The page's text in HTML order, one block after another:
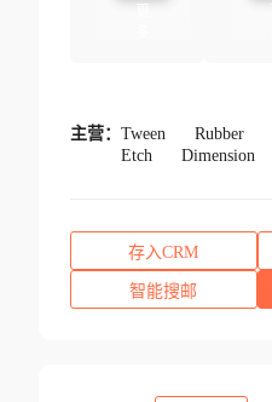
主营： Tween Rubber
Etch
Dimension
存入CRM
智能搜邮